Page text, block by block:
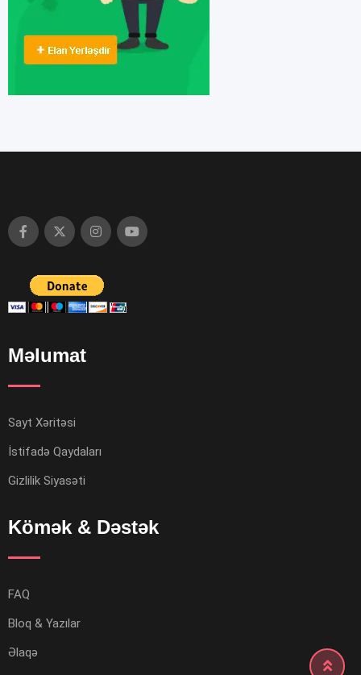
Məlumat
Sayt Xəritəsi
İstifadə Qaydaları
Gizlilik Siyasəti
Kömək & Dəstək
FAQ
Bloq & Yazılar
Əlaqə